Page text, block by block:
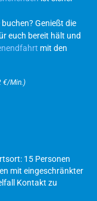
Genießt die
euch bereit hält und
mit den
€/Min.)
15 Personen
mit eingeschränkter
Kontakt zu